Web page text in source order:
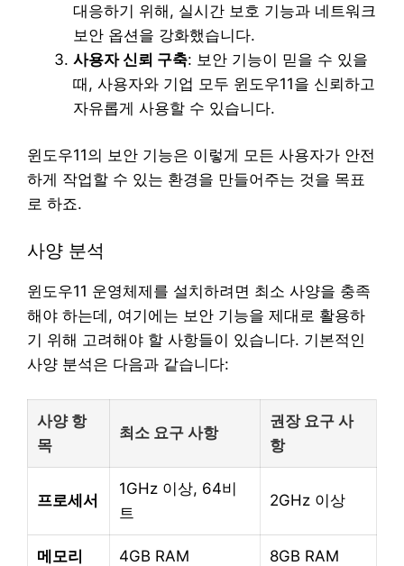
대응하기 위해, 실시간 보호 기능과 네트워크
보안 옵션을 강화했습니다.
사용자 신뢰 구축: 보안 기능이 믿을 수 있을
때, 사용자와 기업 모두 윈도우11을 신뢰하고
자유롭게 사용할 수 있습니다.
윈도우11의 보안 기능은 이렇게 모든 사용자가 안전
하게 작업할 수 있는 환경을 만들어주는 것을 목표
로 하죠.
사양 분석
윈도우11 운영체제를 설치하려면 최소 사양을 충족
해야 하는데, 여기에는 보안 기능을 제대로 활용하
기 위해 고려해야 할 사항들이 있습니다. 기본적인
사양 분석은 다음과 같습니다:
사양 항
목
최소 요구 사항
권장 요구 사
항
프로세서
1GHz 이상, 64비
트
2GHz 이상
메모리 4GB RAM 8GB RAM